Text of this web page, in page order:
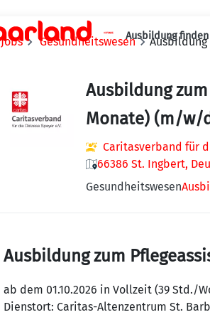
Ausbildung finden
Jobs Gesundheitswesen Ausbildung
Ausbildung
Monate) (m/w/
Caritasverband für
66386 St. Ingbert,
Gesundheitswesen
Ausbildung zum
ab dem 01.10.2026 in Vollzeit (39 Std./
Dienstort: Caritas-Altenzentrum St.